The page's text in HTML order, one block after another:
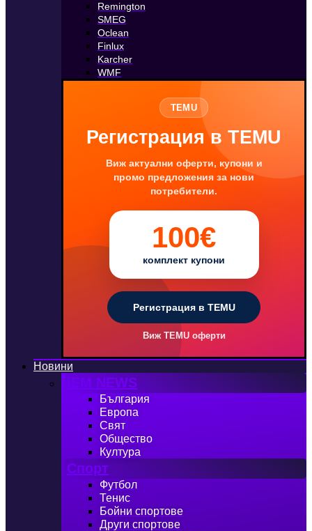
Remington
SMEG
Oclean
Finlux
Karcher
WMF
TEMU
Регистрация в TEMU
Виж актуални оферти, купони и
промо предложения за нови
потребители.
100€
комплект купони
Регистрация в TEMU
Виж TEMU оферти
Новини
iEM NEWS
България
Европа
Свят
Общество
Култура
Спорт
Футбол
Тенис
Бойни спортове
Други спортове